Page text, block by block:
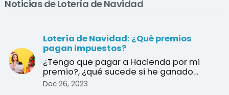
Noticias de Lotería de Navidad
Lotería de Navidad: ¿Qué premios
pagan impuestos?
¿Tengo que pagar a Hacienda por mi
premio?, ¿qué sucede si he ganado
varios premios?, ¿cuál es e ...
Dec 26, 2023